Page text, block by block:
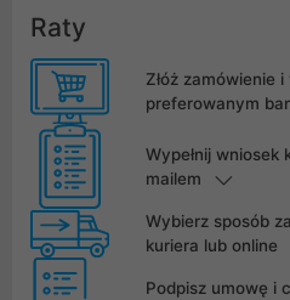
Raty
Złóż zamówienie
preferowanym
Wypełnij
mailem
Wybierz sposób
kuriera lub online
Podpisz umowę i